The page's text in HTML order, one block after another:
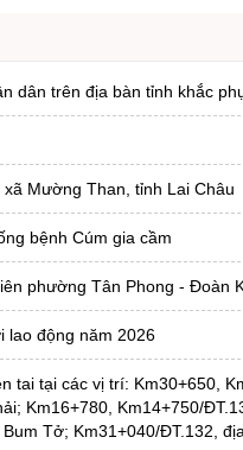
dân trên địa bàn tỉnh khắc
Mường Than, tỉnh Lai Châu
bệnh Cúm gia cầm
phường Tân Phong - Đoàn
lao động năm 2026
tai tại các vị trí: Km30+650,
Km16+780, Km14+750/
Tở; Km31+040/ĐT.132,